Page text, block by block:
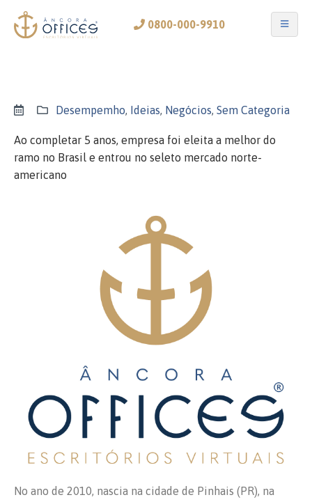
0800-000-9910
Desempemho, Ideias, Negócios, Sem Categoria
Ao completar 5 anos, empresa foi eleita a melhor do
ramo no Brasil e entrou no seleto mercado norte-
americano
No ano de 2010, nascia na cidade de Pinhais (PR), na